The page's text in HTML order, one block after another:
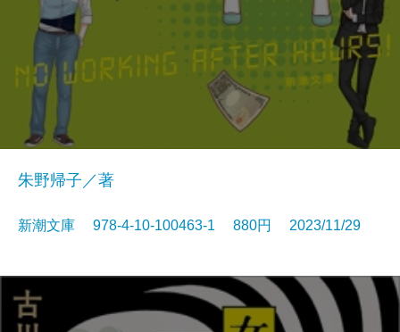
朱野帰子／著
新潮文庫 978-4-10-100463-1 880円 2023/11/29